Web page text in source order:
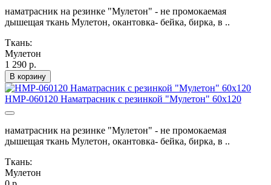
наматрасник на резинке "Мулетон" - не промокаемая
дышещая ткань Мулетон, окантовка- бейка, бирка, в ..
Ткань:
Мулетон
1 290 р.
В корзину
НМР-060120 Наматрасник с резинкой "Мулетон" 60х120
наматрасник на резинке "Мулетон" - не промокаемая
дышещая ткань Мулетон, окантовка- бейка, бирка, в ..
Ткань:
Мулетон